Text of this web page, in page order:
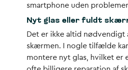
smartphone uden
Nyt glas eller fuldt
Det er ikke altid nødvendigt
skærmen. I nogle tilfælde
montere nyt glas, hvilket er